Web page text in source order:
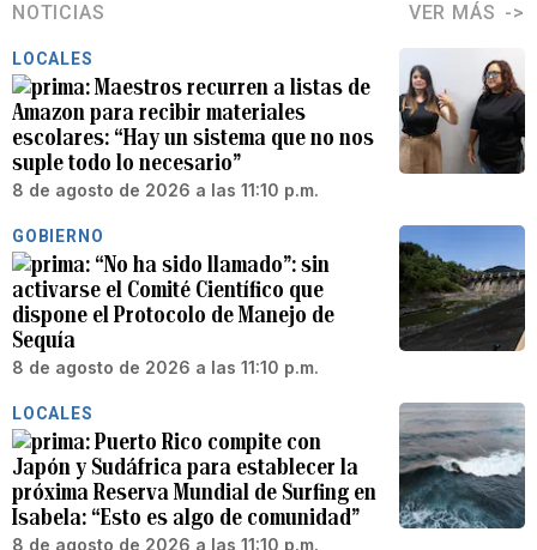
NOTICIAS VER MÁS
LOCALES
Maestros recurren a listas de
Amazon para recibir materiales
escolares: “Hay un sistema que no nos
suple todo lo necesario”
8 de agosto de 2026 a las 11:10 p.m.
GOBIERNO
“No ha sido llamado”: sin
activarse el Comité Científico que
dispone el Protocolo de Manejo de
Sequía
8 de agosto de 2026 a las 11:10 p.m.
LOCALES
Puerto Rico compite con
Japón y Sudáfrica para establecer la
próxima Reserva Mundial de Surfing en
Isabela: “Esto es algo de comunidad”
8 de agosto de 2026 a las 11:10 p.m.